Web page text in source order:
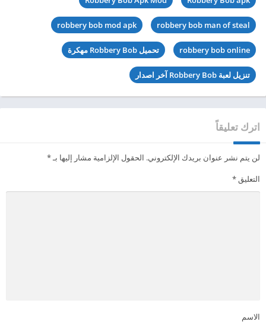
robbery bob man of steal
robbery bob mod apk
robbery bob online تحميل Robbery Bob مهكرة
تنزيل لعبة Robbery Bob آخر اصدار
اترك تعليقاً
لن يتم نشر عنوان بريدك الإلكتروني. الحقول الإلزامية مشار إليها بـ*
التعليق*
الاسم